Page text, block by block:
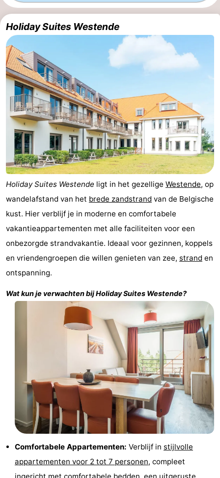
Vakantiehuizen
-
Nieuwpoort
Oostduinkerke
aan
zee
Westende
Last
minutes
Strand
Zien
&
doen
Bezienswaardigheden
-
Musea
-
Monumenten
-
Binnenspeeltuinen
Minigolfbanen
Wellness
centra
Dorpen
Steden
Sporten
Holiday Suites Westende
Holiday Suites Westende ligt in het gezellige Westende, op
wandelafstand van het brede zandstrand van de Belgische
kust. Hier verblijf je in moderne en comfortabele
vakantieappartementen met alle faciliteiten voor een
onbezorgde strandvakantie. Ideaal voor gezinnen, koppels
en vriendengroepen die willen genieten van zee, strand en
ontspanning.
Wat kun je verwachten bijHoliday Suites Westende?
Comfortabele Appartementen: Verblijf in stijlvolle
appartementen voor 2 tot 7 personen, compleet